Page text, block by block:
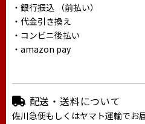
・銀行振込 （前払い）
・代金引き換え
・コンビニ後払い
・amazon pay
配送・送料について
佐川急便もしくはヤマト運輸でお